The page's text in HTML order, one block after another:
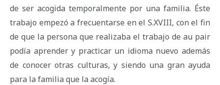
de ser acogida temporalmente por una familia. Éste
trabajo empezó a frecuentarse en el S.XVIII, con el fin
de que la persona que realizaba el trabajo de au pair
podía aprender y practicar un idioma nuevo además
de conocer otras culturas, y siendo una gran ayuda
para la familia que la acogía.